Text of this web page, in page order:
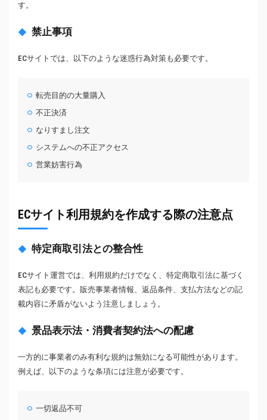
す。
禁止事項
ECサイトでは、以下のような迷惑行為対策も必要です。
転売目的の大量購入
不正決済
なりすまし注文
システムへの不正アクセス
営業妨害行為
ECサイト利用規約を作成する際の注意点
特定商取引法との整合性
ECサイト運営では、利用規約だけでなく、特定商取引法に基づく
表記も必要です。販売事業者情報、返品条件、支払方法などの記
載内容に矛盾がないよう注意しましょう。
景品表示法・消費者契約法への配慮
一方的に事業者のみ有利な規約は無効になる可能性があります。
例えば、以下のような条項には注意が必要です。
一切返品不可